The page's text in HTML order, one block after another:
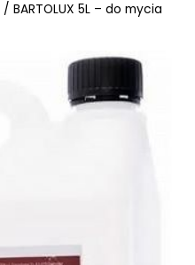
/ BARTOLUX 5L – do mycia